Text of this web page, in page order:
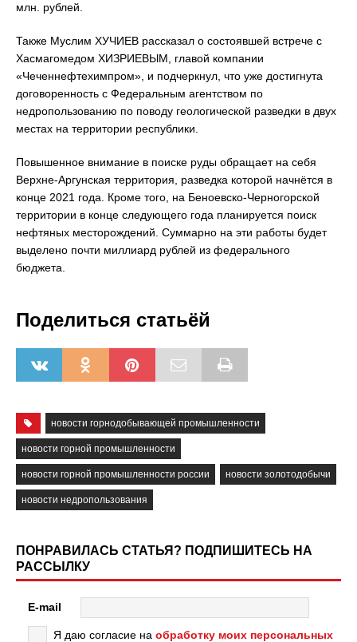
млн. рублей.
Также Муслим ХУЧИЕВ рассказал о состоявшей встрече с
Хасмагомедом ХИЗРИЕВЫМ, главой компании
«Чеченнефтехимпром», и подчеркнул, что уже достигнута
договоренность с Федеральным агентством по
недропользованию по поводу геологической разведки в двух
местах на территории республики.
Повышенное внимание в поиске руды обращает на себя
Верхне-Аргунская территория, разведка которой начнётся в
конце 2021 года. Кроме того, на Беноевско-Черногорской
территории в конце следующего года планируется поиск
нефтяных месторождений. Суммарно на эти работы будет
выделено почти миллиард рублей из федерального
бюджета.
Поделиться статьёй
новости горнодобывающей промышленности
новости горной промышленности
новости горной промышленности россии новости золотодобычи
новости недропользования
ПОНРАВИЛАСЬ СТАТЬЯ? ПОДПИШИТЕСЬ НА
РАССЫЛКУ
E-mail
Я даю согласие на обработку моих персональных